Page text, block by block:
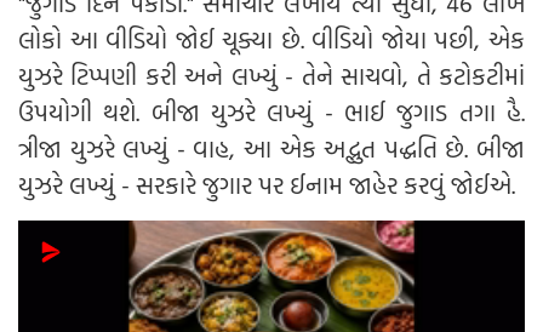
લોકો આ વીડિયો જોઈ ચૂક્યા છે. વીડિયો જોયા પછી, એક
યુઝરે ટિપ્પણી કરી અને લખ્યું - તેને સાચવો, તે કટોકટીમાં
ઉપયોગી થશે. બીજા યુઝરે લખ્યું - ભાઈ જુગાડ તગા હૈ.
ત્રીજા યુઝરે લખ્યું - વાહ, આ એક અદ્ભુત પદ્ધતિ છે. બીજા
યુઝરે લખ્યું - સરકારે જુગાર પર ઈનામ જાહેર કરવું જોઈએ.